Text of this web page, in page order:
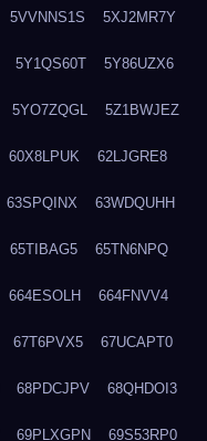
5VVNNS1S 5XJ2MR7Y
5Y1QS60T 5Y86UZX6
5YO7ZQGL 5Z1BWJEZ
60X8LPUK 62LJGRE8
63SPQINX 63WDQUHH
65TIBAG5 65TN6NPQ
664ESOLH 664FNVV4
67T6PVX5 67UCAPT0
68PDCJPV 68QHDOI3
69PLXGPN 69S53RP0